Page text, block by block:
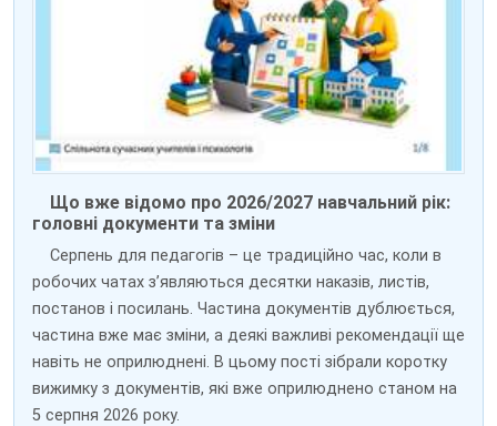
Що вже відомо про 2026/2027 навчальний рік:
головні документи та зміни
Серпень для педагогів – це традиційно час, коли в
робочих чатах з’являються десятки наказів, листів,
постанов і посилань. Частина документів дублюється,
частина вже має зміни, а деякі важливі рекомендації ще
навіть не оприлюднені. В цьому пості зібрали коротку
вижимку з документів, які вже оприлюднено станом на
5 серпня 2026 року.